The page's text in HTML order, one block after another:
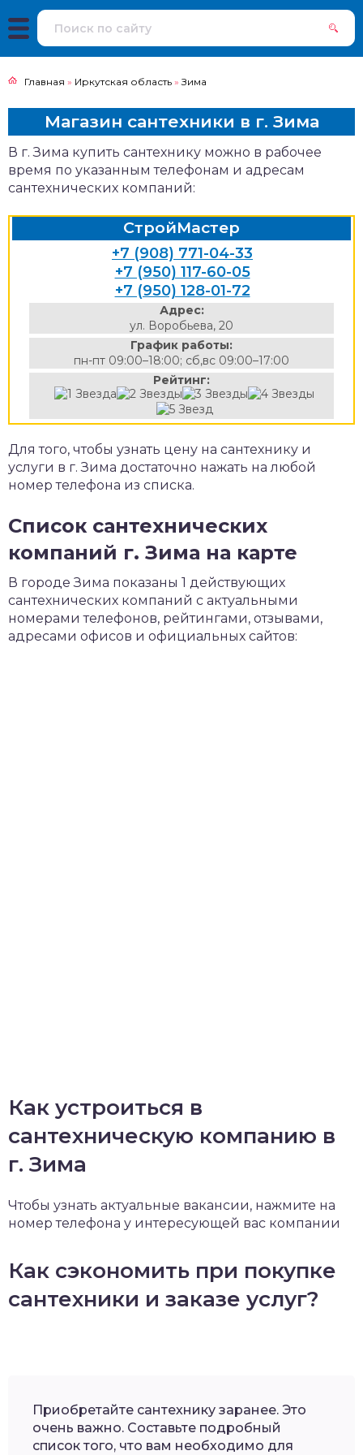
Главная » Иркутская область » Зима
Магазин сантехники в г. Зима
В г. Зима купить сантехнику можно в рабочее
время по указанным телефонам и адресам
сантехнических компаний:
СтройМастер
+7 (908) 771-04-33
+7 (950) 117-60-05
+7 (950) 128-01-72
Адрес:
ул. Воробьева, 20
График работы:
пн-пт 09:00–18:00; сб,вс 09:00–17:00
Рейтинг:
Для того, чтобы узнать цену на сантехнику и
услуги в г. Зима достаточно нажать на любой
номер телефона из списка.
Список сантехнических
компаний г. Зима на карте
В городе Зима показаны 1 действующих
сантехнических компаний с актуальными
номерами телефонов, рейтингами, отзывами,
адресами офисов и официальных сайтов:
Как устроиться в
сантехническую компанию в
г. Зима
Чтобы узнать актуальные вакансии, нажмите на
номер телефона у интересующей вас компании
Как сэкономить при покупке
сантехники и заказе услуг?
Приобретайте сантехнику заранее. Это
очень важно. Составьте подробный
список того, что вам необходимо для